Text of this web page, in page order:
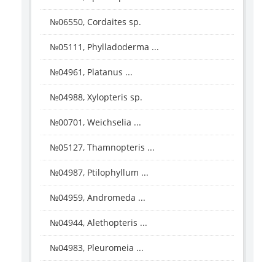
№06550, Cordaites sp.
№05111, Phylladoderma ...
№04961, Platanus ...
№04988, Xylopteris sp.
№00701, Weichselia ...
№05127, Thamnopteris ...
№04987, Ptilophyllum ...
№04959, Andromeda ...
№04944, Alethopteris ...
№04983, Pleuromeia ...